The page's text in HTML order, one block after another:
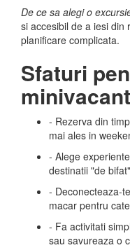
De ce sa alegi o
si accesibil de a iesi din
planificare complicata.
Sfaturi
- Rezerva din
mai ales in
- Alege
destinatii "de bifat"
- Deconecteaza-
macar pentru
- Fa activitati
sau savureaza o